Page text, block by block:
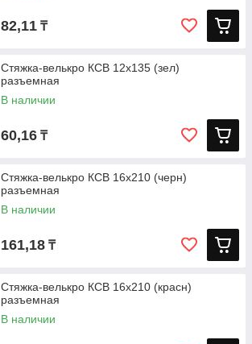
82,11 ₸
Стяжка-велькро КСВ 12х135 (зел)
разъемная
В наличии
60,16 ₸
Стяжка-велькро КСВ 16х210 (черн)
разъемная
В наличии
161,18 ₸
Стяжка-велькро КСВ 16х210 (красн)
разъемная
В наличии